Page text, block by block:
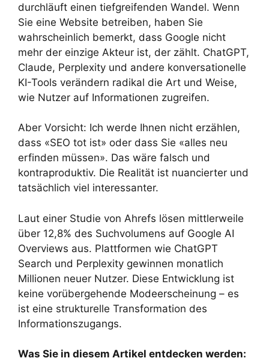
durchläuft einen tiefgreifenden Wandel. Wenn
Sie eine Website betreiben, haben Sie
wahrscheinlich bemerkt, dass Google nicht
mehr der einzige Akteur ist, der zählt. ChatGPT,
Claude, Perplexity und andere konversationelle
KI-Tools verändern radikal die Art und Weise,
wie Nutzer auf Informationen zugreifen.
Aber Vorsicht: Ich werde Ihnen nicht erzählen,
dass «SEO tot ist» oder dass Sie «alles neu
erfinden müssen». Das wäre falsch und
kontraproduktiv. Die Realität ist nuancierter und
tatsächlich viel interessanter.
Laut einer Studie von Ahrefs lösen mittlerweile
über 12,8% des Suchvolumens auf Google AI
Overviews aus. Plattformen wie ChatGPT
Search und Perplexity gewinnen monatlich
Millionen neuer Nutzer. Diese Entwicklung ist
keine vorübergehende Modeerscheinung – es
ist eine strukturelle Transformation des
Informationszugangs.
Was Sie in diesem Artikel entdecken werden: